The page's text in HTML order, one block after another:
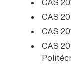
CAS
CAS
CAS
CAS